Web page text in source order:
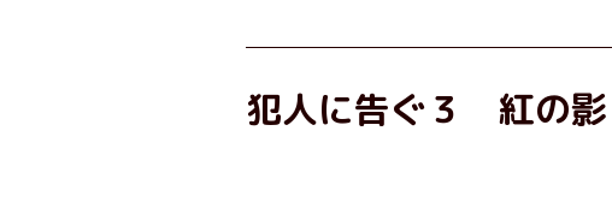
犯人に告ぐ３ 紅の影